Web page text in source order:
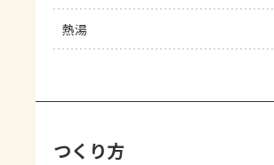
熱湯
つくり方